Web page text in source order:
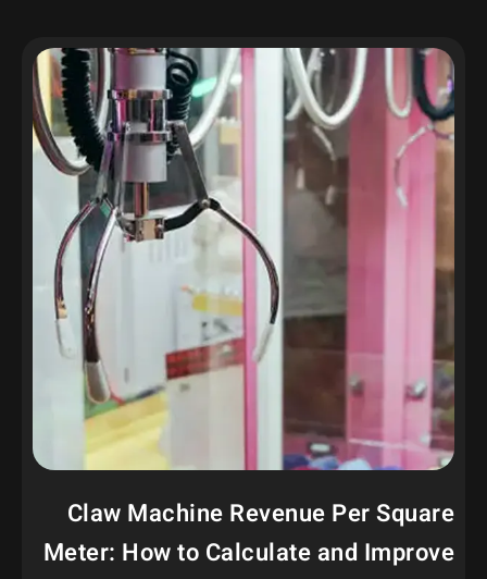
Claw Machine Revenue Per Square
Meter: How to Calculate and Improve